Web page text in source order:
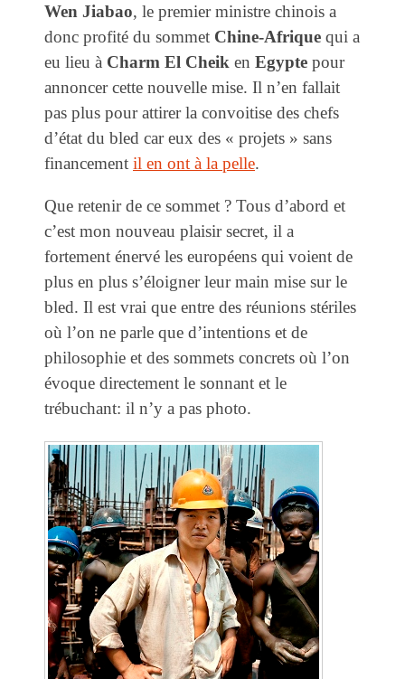
Wen Jiabao, le premier ministre chinois a
donc profité du sommet Chine-Afrique qui a
eu lieu à Charm El Cheik en Egypte pour
annoncer cette nouvelle mise. Il n’en fallait
pas plus pour attirer la convoitise des chefs
d’état du bled car eux des « projets » sans
financement il en ont à la pelle.
Que retenir de ce sommet ? Tous d’abord et
c’est mon nouveau plaisir secret, il a
fortement énervé les européens qui voient de
plus en plus s’éloigner leur main mise sur le
bled. Il est vrai que entre des réunions stériles
où l’on ne parle que d’intentions et de
philosophie et des sommets concrets où l’on
évoque directement le sonnant et le
trébuchant: il n’y a pas photo.